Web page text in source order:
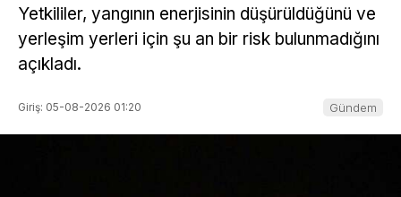
Yetkililer, yangının enerjisinin düşürüldüğünü ve
yerleşim yerleri için şu an bir risk bulunmadığını
açıkladı.
Giriş: 05-08-2026 01:20 Gündem